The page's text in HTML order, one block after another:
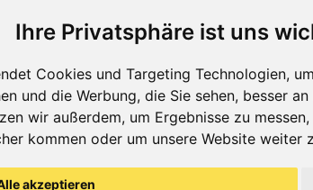
Ihre Privatsphäre ist uns
Cookies und Targeting Technologien,
und die Werbung, die Sie sehen, besser
wir außerdem, um Ergebnisse zu
kommen oder um unsere Website weiter
akzeptieren
KREATIV ZONE
Alle Videos
Bastelideen
Arbeitsblätter